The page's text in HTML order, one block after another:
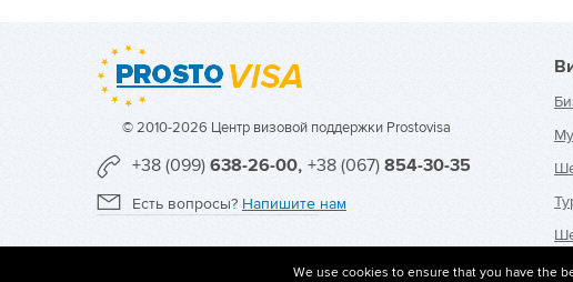
© 2010-2026 Центр визовой поддержки Prostovisa
+38 (099) 638-26-00, +38 (067) 854-30-35
Есть вопросы? Напишите нам
We use cookies to ensure that you have the